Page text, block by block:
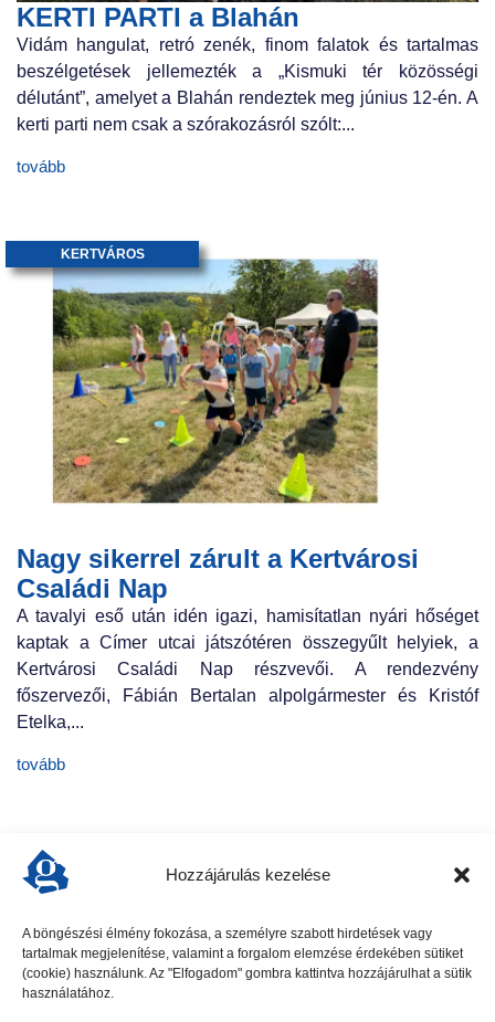
Hozzájárulás kezelése
A böngészési élmény fokozása, a személyre szabott hirdetések vagy
tartalmak megjelenítése, valamint a forgalom elemzése érdekében sütiket
(cookie) használunk. Az "Elfogadom" gombra kattintva hozzájárulhat a sütik
használatához.
KERTI PARTI a Blahán
Vidám hangulat, retró zenék, finom falatok és tartalmas
beszélgetések jellemezték a „Kismuki tér közösségi
délutánt”, amelyet a Blahán rendeztek meg június 12-én. A
kerti parti nem csak a szórakozásról szólt:...
tovább
Nagy sikerrel zárult a Kertvárosi
Családi Nap
KERTVÁROS
A tavalyi eső után idén igazi, hamisítatlan nyári hőséget
kaptak a Címer utcai játszótéren összegyűlt helyiek, a
Kertvárosi Családi Nap részvevői. A rendezvény
főszervezői, Fábián Bertalan alpolgármester és Kristóf
Etelka,...
tovább
előző cikk következő cikk